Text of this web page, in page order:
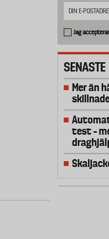
Jag
SENASTE
Mer än
test –